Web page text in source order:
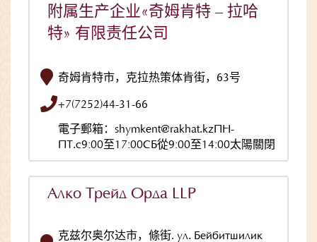
附属生产企业«奇姆肯特 – 拉哈
特» 有限责任公司
奇姆肯特市，克拉热策体肯街，63号
+7(7252)44-31-66
電子郵箱：shymkent@rakhat.kzПН-
ПТ.с9:00至17:00СБ從9:00至14:00太陽關閉
Алко Трейд Орда LLP
克兹尔奥尔达市，條街. ул. Бейбитшилик